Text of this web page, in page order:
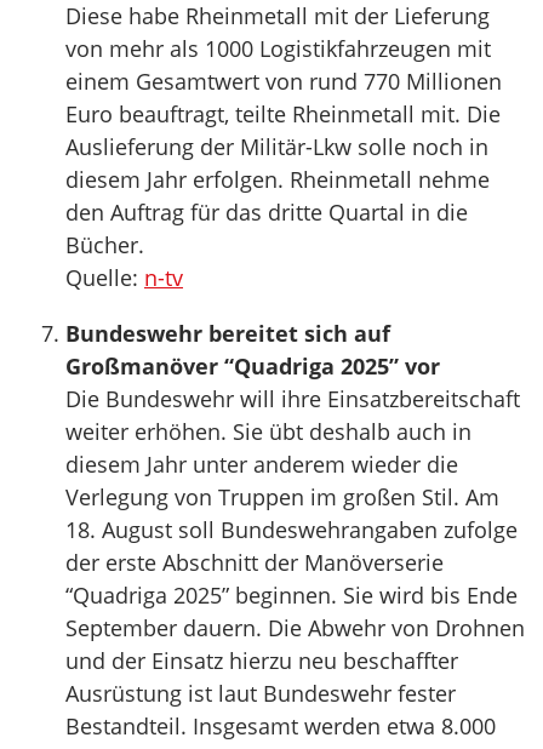
Diese habe Rheinmetall mit der Lieferung
von mehr als 1000 Logistikfahrzeugen mit
einem Gesamtwert von rund 770 Millionen
Euro beauftragt, teilte Rheinmetall mit. Die
Auslieferung der Militär-Lkw solle noch in
diesem Jahr erfolgen. Rheinmetall nehme
den Auftrag für das dritte Quartal in die
Bücher.
Quelle: n-tv
Bundeswehr bereitet sich auf
Großmanöver “Quadriga 2025” vor
Die Bundeswehr will ihre Einsatzbereitschaft
weiter erhöhen. Sie übt deshalb auch in
diesem Jahr unter anderem wieder die
Verlegung von Truppen im großen Stil. Am
18. August soll Bundeswehrangaben zufolge
der erste Abschnitt der Manöverserie
“Quadriga 2025” beginnen. Sie wird bis Ende
September dauern. Die Abwehr von Drohnen
und der Einsatz hierzu neu beschaffter
Ausrüstung ist laut Bundeswehr fester
Bestandteil. Insgesamt werden etwa 8.000